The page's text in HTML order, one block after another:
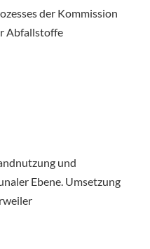
der Kommission
Abfallstoffe
und
Ebene. Umsetzung